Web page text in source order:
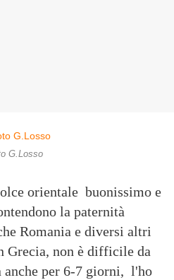
G.Losso
orientale buonissimo e
la paternità
Romania e diversi altri
Grecia, non è difficile da
anche per 6-7 giorni, l'ho